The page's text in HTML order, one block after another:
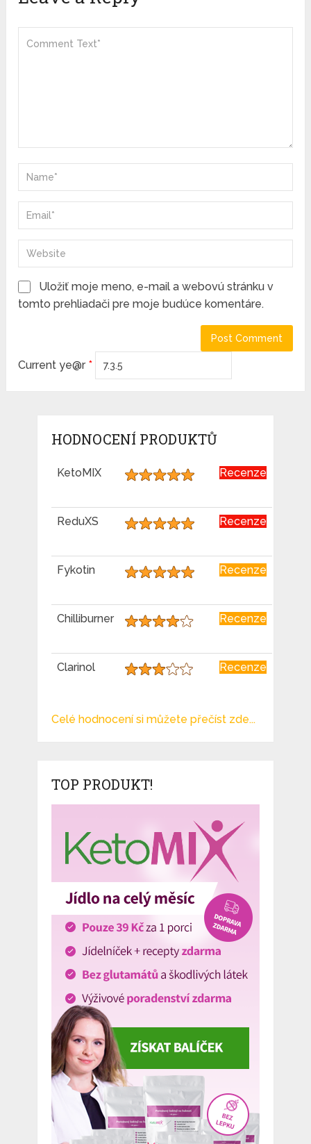
Uložiť moje meno, e-mail a webovú stránku v
tomto prehliadači pre moje budúce komentáre.
Current ye@r *
HODNOCENÍ PRODUKTŮ
KetoMIX Recenze
ReduXS Recenze
Fykotin Recenze
Chilliburner Recenze
Clarinol Recenze
Celé hodnocení si můžete přečíst zde...
TOP PRODUKT!